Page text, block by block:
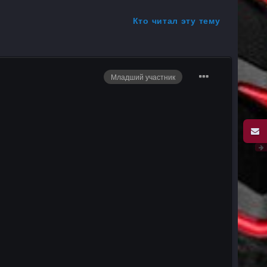
Кто читал эту тему
Младший участник